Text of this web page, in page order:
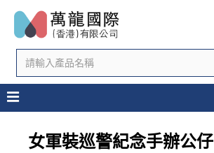
女軍裝巡警紀念手辦公仔